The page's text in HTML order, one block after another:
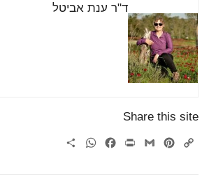
ד"ר ענת אביטל
Share this site
Copy
Pinterest
Gmail
Print
Facebook
WhatsApp